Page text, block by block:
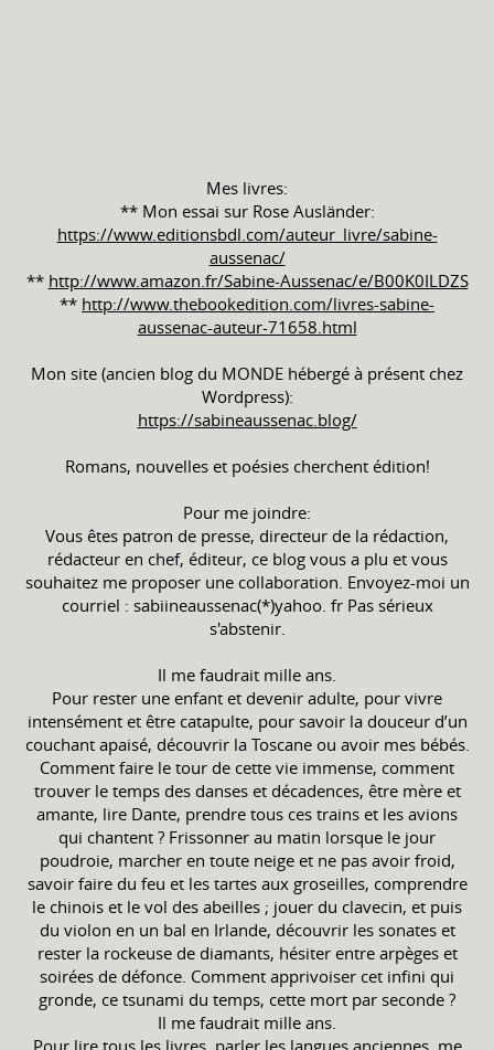
Mes livres:
** Mon essai sur Rose Ausländer:
https://www.editionsbdl.com/auteur_livre/sabine-
aussenac/
** http://www.amazon.fr/Sabine-Aussenac/e/B00K0ILDZS
** http://www.thebookedition.com/livres-sabine-
aussenac-auteur-71658.html
Mon site (ancien blog du MONDE hébergé à présent chez
Wordpress):
https://sabineaussenac.blog/
Romans, nouvelles et poésies cherchent édition!
Pour me joindre:
Vous êtes patron de presse, directeur de la rédaction,
rédacteur en chef, éditeur, ce blog vous a plu et vous
souhaitez me proposer une collaboration. Envoyez-moi un
courriel : sabiineaussenac(*)yahoo. fr Pas sérieux
s'abstenir.
Il me faudrait mille ans.
Pour rester une enfant et devenir adulte, pour vivre
intensément et être catapulte, pour savoir la douceur d’un
couchant apaisé, découvrir la Toscane ou avoir mes bébés.
Comment faire le tour de cette vie immense, comment
trouver le temps des danses et décadences, être mère et
amante, lire Dante, prendre tous ces trains et les avions
qui chantent ? Frissonner au matin lorsque le jour
poudroie, marcher en toute neige et ne pas avoir froid,
savoir faire du feu et les tartes aux groseilles, comprendre
le chinois et le vol des abeilles ; jouer du clavecin, et puis
du violon en un bal en Irlande, découvrir les sonates et
rester la rockeuse de diamants, hésiter entre arpèges et
soirées de défonce. Comment apprivoiser cet infini qui
gronde, ce tsunami du temps, cette mort par seconde ?
Il me faudrait mille ans.
Pour lire tous les livres, parler les langues anciennes, me